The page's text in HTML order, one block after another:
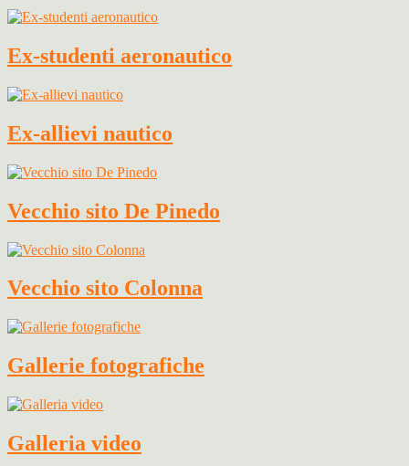
Ex-studenti aeronautico
Ex-allievi nautico
Vecchio sito De Pinedo
Vecchio sito Colonna
Gallerie fotografiche
Galleria video